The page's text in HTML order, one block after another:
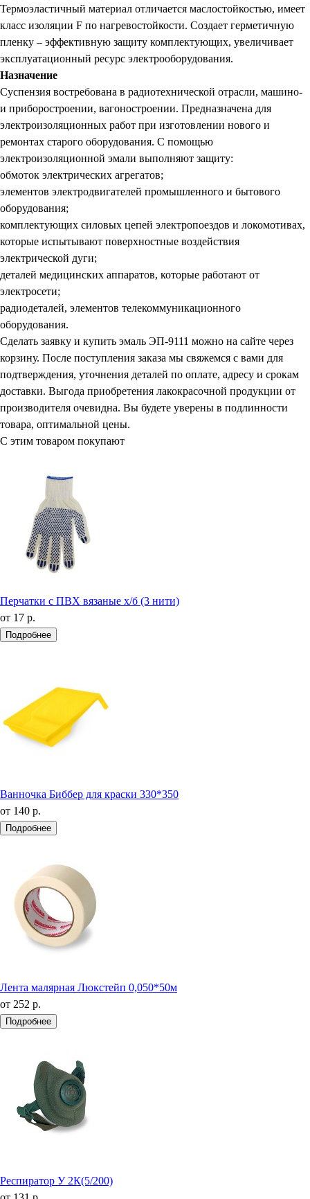
Термоэластичный материал отличается маслостойкостью, имеет
класс изоляции F по нагревостойкости. Создает герметичную
пленку – эффективную защиту комплектующих, увеличивает
эксплуатационный ресурс электрооборудования.
Назначение
Суспензия востребована в радиотехнической отрасли, машино-
и приборостроении, вагоностроении. Предназначена для
электроизоляционных работ при изготовлении нового и
ремонтах старого оборудования. С помощью
электроизоляционной эмали выполняют защиту:
обмоток электрических агрегатов;
элементов электродвигателей промышленного и бытового
оборудования;
комплектующих силовых цепей электропоездов и локомотивах,
которые испытывают поверхностные воздействия
электрической дуги;
деталей медицинских аппаратов, которые работают от
электросети;
радиодеталей, элементов телекоммуникационного
оборудования.
Сделать заявку и купить эмаль ЭП-9111 можно на сайте через
корзину. После поступления заказа мы свяжемся с вами для
подтверждения, уточнения деталей по оплате, адресу и срокам
доставки. Выгода приобретения лакокрасочной продукции от
производителя очевидна. Вы будете уверены в подлинности
товара, оптимальной цены.
С этим товаром покупают
Перчатки с ПВХ вязаные х/б (3 нити)
от 17 р.
Подробнее
Ванночка Биббер для краски 330*350
от 140 р.
Подробнее
Лента малярная Люкстейп 0,050*50м
от 252 р.
Подробнее
Респиратор У 2К(5/200)